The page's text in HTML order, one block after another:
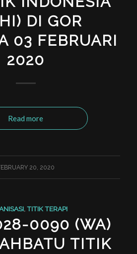
DI GOR
03 FEBRUARI
2020
Read more
20, 2020
, TITIK TERAPI
0090 (WA)
TITIK